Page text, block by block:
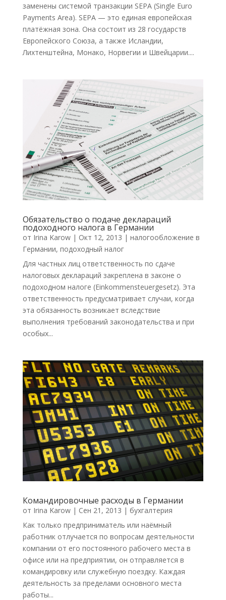
заменены системой транзакции SEPA (Single Euro
Payments Area). SEPA — это единая европейская
платёжная зона. Она состоит из 28 государств
Европейского Союза, а также Исландии,
Лихтенштейна, Монако, Норвегии и Швейцарии....
Обязательство о подаче деклараций
подоходного налога в Германии
от Irina Karow| Окт 12, 2013 | налогообложение в
Германии, подоходный налог
Для частных лиц ответственность по сдаче
налоговых деклараций закреплена в законе о
подоходном налоге (Einkommensteuergesetz). Эта
ответственность предусматривает случаи, когда
эта обязанность возникает вследствие
выполнения требований законодательства и при
особых...
Командировочные расходы в Германии
от Irina Karow| Сен 21, 2013 | бухгалтерия
Как только предприниматель или наёмный
работник отлучается по вопросам деятельности
компании от его постоянного рабочего места в
офисе или на предприятии, он отправляется в
командировку или служебную поездку. Каждая
деятельность за пределами основного места
работы...